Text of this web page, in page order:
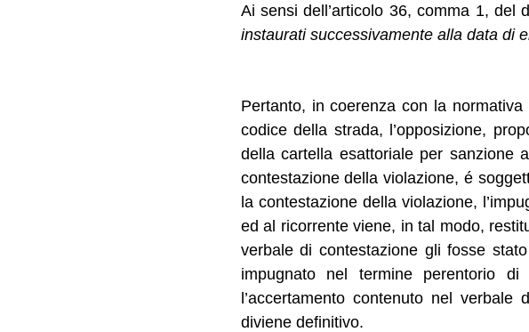
Ai sensi dell’articolo 36, comma 1,
instaurati successivamente alla data di
Pertanto, in coerenza con la
codice della strada, l’opposizione,
della cartella esattoriale per sanzione
contestazione della violazione, é
la contestazione della violazione,
ed al ricorrente viene, in tal modo,
verbale di contestazione gli fosse
impugnato nel termine perentorio
l’accertamento contenuto nel
diviene definitivo.